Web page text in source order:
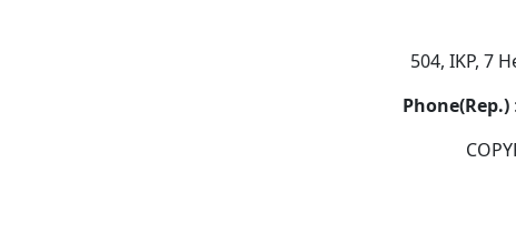
504, IKP, 7
Phone(Rep.)